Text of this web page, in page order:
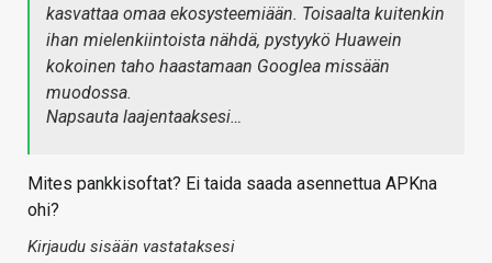
kasvattaa omaa ekosysteemiään. Toisaalta kuitenkin
ihan mielenkiintoista nähdä, pystyykö Huawein
kokoinen taho haastamaan Googlea missään
muodossa.
Napsauta laajentaaksesi…
Mites pankkisoftat? Ei taida saada asennettua APKna
ohi?
Kirjaudu sisään vastataksesi